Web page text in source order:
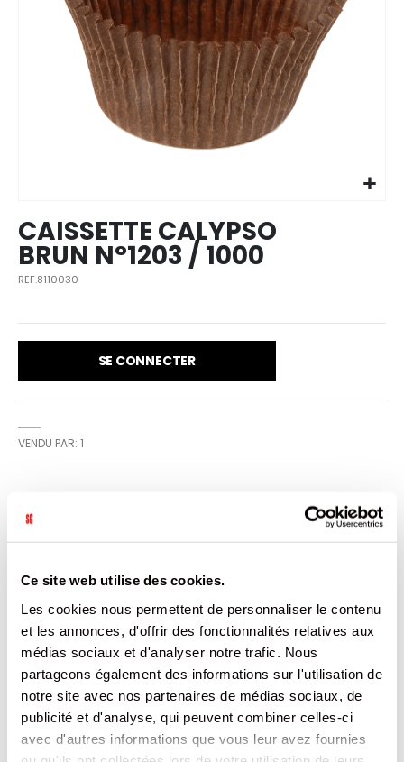
Ce site web utilise des cookies.
Les cookies nous permettent de personnaliser le contenu
et les annonces, d'offrir des fonctionnalités relatives aux
médias sociaux et d'analyser notre trafic. Nous
partageons également des informations sur l'utilisation de
notre site avec nos partenaires de médias sociaux, de
publicité et d'analyse, qui peuvent combiner celles-ci
avec d'autres informations que vous leur avez fournies
images
gallery
CAISSETTE CALYPSO
BRUN N°1203 / 1000
REF.8110030
SE CONNECTER
VENDU PAR: 1
INFORMATION
Caissette en papier brun mettant en valeur les pâtisseries
et donne une allure haut de gamme à vos vitrines.
Indispensable pour faciliter la manipulation des pâtisseries
en garantissant l'hygiène. Pour gâteaux, tartes aux fruits,
entremets.Caissette ingraissable.
CARACTÉRISTIQUES
DOCUMENTATION